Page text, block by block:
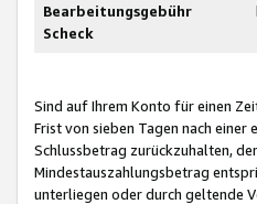
Bearbeitungsgebühr
Scheck
Sind auf Ihrem Konto für einen
Frist von sieben Tagen nach
Schlussbetrag zurückzuhalten,
Mindestauszahlungsbetrag
unterliegen oder durch geltende